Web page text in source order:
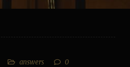
answers 0